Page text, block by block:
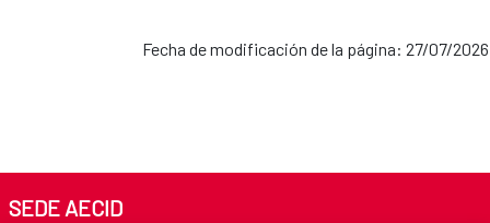
Oficina de la Cooperación Española:
Fecha de modificación de la página: 27/07/2026
SEDE AECID